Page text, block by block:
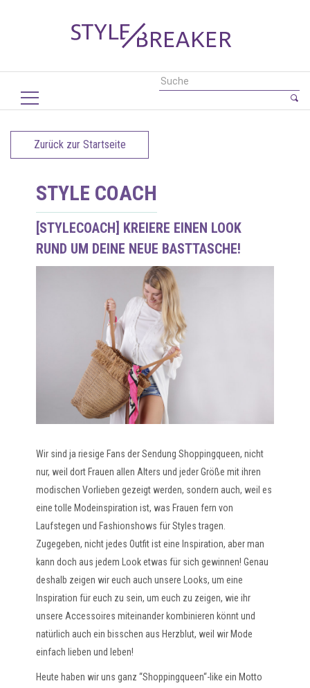
Zurück zur Startseite
STYLE COACH
[STYLECOACH] KREIERE EINEN LOOK
RUND UM DEINE NEUE BASTTASCHE!
Wir sind ja riesige Fans der Sendung Shoppingqueen, nicht
nur, weil dort Frauen allen Alters und jeder Größe mit ihren
modischen Vorlieben gezeigt werden, sondern auch, weil es
eine tolle Modeinspiration ist, was Frauen fern von
Laufstegen und Fashionshows für Styles tragen.
Zugegeben, nicht jedes Outfit ist eine Inspiration, aber man
kann doch aus jedem Look etwas für sich gewinnen! Genau
deshalb zeigen wir euch auch unsere Looks, um eine
Inspiration für euch zu sein, um euch zu zeigen, wie ihr
unsere Accessoires miteinander kombinieren könnt und
natürlich auch ein bisschen aus Herzblut, weil wir Mode
einfach lieben und leben!
Heute haben wir uns ganz “Shoppingqueen“-like ein Motto